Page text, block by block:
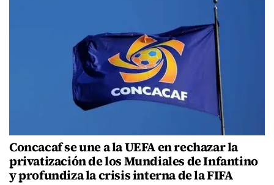
Concacaf se une a la UEFA en rechazar la
privatización de los Mundiales de Infantino
y profundiza la crisis interna de la FIFA